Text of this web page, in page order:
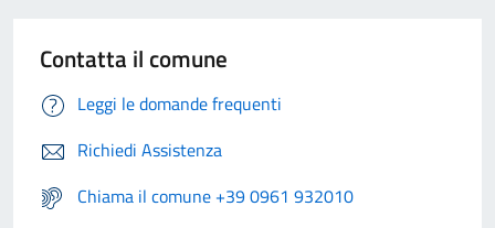
Contatta il comune
Leggi le domande frequenti
Richiedi Assistenza
Chiama il comune +39 0961 932010